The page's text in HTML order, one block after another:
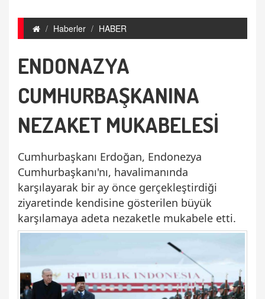
Haberler HABER
ENDONAZYA
CUMHURBAŞKANINA
NEZAKET MUKABELESİ
Cumhurbaşkanı Erdoğan, Endonezya
Cumhurbaşkanı'nı, havalimanında
karşılayarak bir ay önce gerçekleştirdiği
ziyaretinde kendisine gösterilen büyük
karşılamaya adeta nezaketle mukabele etti.